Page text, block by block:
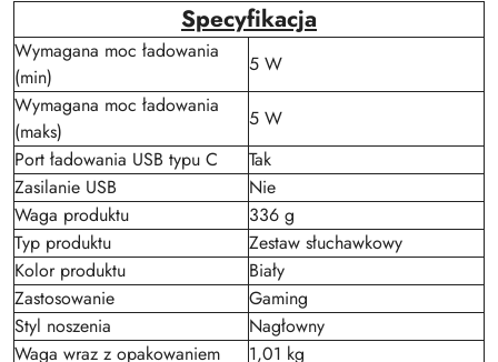
Specyfikacja
Wymagana moc ładowania
(min)
5 W
Wymagana moc ładowania
(maks)
5 W
Port ładowania USB typu C
Tak
Zasilanie USB
Nie
Waga produktu
336 g
Typ produktu
Zestaw słuchawkowy
Kolor produktu
Biały
Zastosowanie
Gaming
Styl noszenia
Nagłowny
Waga wraz z opakowaniem
1,01 kg